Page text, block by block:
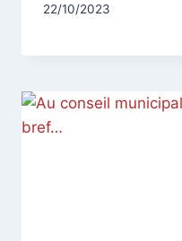
Par
22/10/2023